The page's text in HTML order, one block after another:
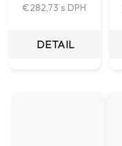
€282,73
DETAIL